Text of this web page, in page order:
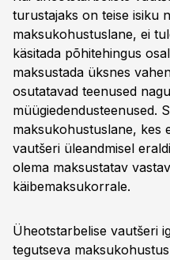
turustajaks on teise isiku
maksukohustuslane, ei
käsitada põhitehingus
maksustada üksnes
osutatavad teenused
müügiedendusteenused.
maksukohustuslane, kes
vautšeri üleandmisel
olema maksustatav
käibemaksukorrale.
Üheotstarbelise vautšeri
tegutseva